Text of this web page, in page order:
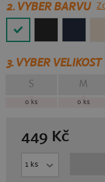
2. VYBER BARVU
3.VYBER VELIKOST
S
0 ks
M
0 ks
449 Kč